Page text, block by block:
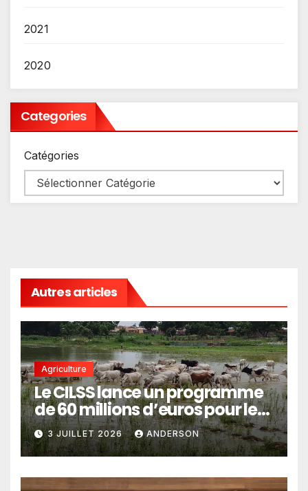
2021
2020
Categories
Catégories
Autres articles
Agriculture
Le CILSS lance un programme
de 60 millions d’euros pour le
pastoralisme
3 JUILLET 2026 ANDERSON